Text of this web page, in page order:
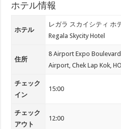
ホテル情報
ホテル
レガラ スカイシティ ホ
Regala Skycity Hotel
住所
8 Airport Expo
Airport, Chek Lap Kok,
チェック
イン
15:00
チェック
アウト
12:00